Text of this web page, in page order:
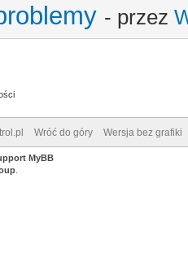
- przez
Wróć do góry Wersja bez grafiki
MyBB